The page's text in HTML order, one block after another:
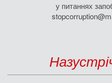
у питаннях